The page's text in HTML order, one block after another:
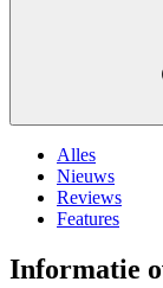
Alles
Nieuws
Reviews
Features
Informatie